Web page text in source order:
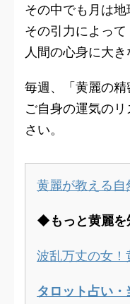
その中でも月は地
その引力によって
人間の心身に大き
毎週、「黄麗の
ご自身の運気の
さい。
黄麗が教える
◆もっと黄麗を
波乱万丈の女
タロット占い